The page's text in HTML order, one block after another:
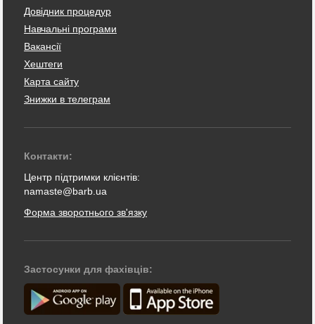
Довідник процедур
Навчальні програми
Вакансії
Хештеги
Карта сайту
Знижки в телеграм
Контакти:
Центр підтримки клієнтів:
namaste@barb.ua
Форма зворотнього зв'язку
Застосунки для фахівців: